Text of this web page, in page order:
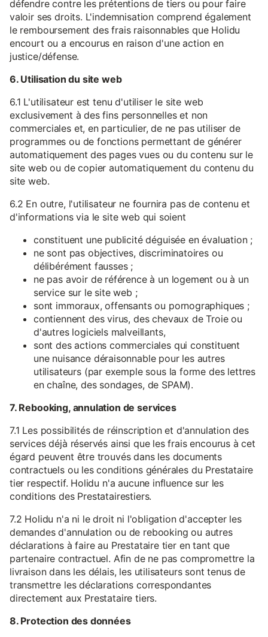
défendre contre les prétentions de tiers ou pour faire
valoir ses droits. L'indemnisation comprend également
le remboursement des frais raisonnables que Holidu
encourt ou a encourus en raison d'une action en
justice/défense.
6. Utilisation du site web
6.1 L'utilisateur est tenu d'utiliser le site web
exclusivement à des fins personnelles et non
commerciales et, en particulier, de ne pas utiliser de
programmes ou de fonctions permettant de générer
automatiquement des pages vues ou du contenu sur le
site web ou de copier automatiquement du contenu du
site web.
6.2 En outre, l'utilisateur ne fournira pas de contenu et
d'informations via le site web qui soient
constituent une publicité déguisée en évaluation ;
ne sont pas objectives, discriminatoires ou
délibérément fausses ;
ne pas avoir de référence à un logement ou à un
service sur le site web ;
sont immoraux, offensants ou pornographiques ;
contiennent des virus, des chevaux de Troie ou
d'autres logiciels malveillants,
sont des actions commerciales qui constituent
une nuisance déraisonnable pour les autres
utilisateurs (par exemple sous la forme des lettres
en chaîne, des sondages, de SPAM).
7. Rebooking, annulation de services
7.1 Les possibilités de réinscription et d'annulation des
services déjà réservés ainsi que les frais encourus à cet
égard peuvent être trouvés dans les documents
contractuels ou les conditions générales du Prestataire
tier respectif. Holidu n'a aucune influence sur les
conditions des Prestatairestiers.
7.2 Holidu n'a ni le droit ni l'obligation d'accepter les
demandes d'annulation ou de rebooking ou autres
déclarations à faire au Prestataire tier en tant que
partenaire contractuel. Afin de ne pas compromettre la
livraison dans les délais, les utilisateurs sont tenus de
transmettre les déclarations correspondantes
directement aux Prestataire tiers.
8. Protection des données